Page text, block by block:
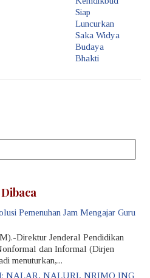
Siap
Luncurkan
Saka Widya
Budaya
Bhakti
Pemenuhan Jam Mengajar Guru
Direktur Jenderal Pendidikan
dan Informal (Dirjen
menuturkan,...
NALAR, NALURI, NRIMO ING